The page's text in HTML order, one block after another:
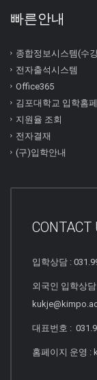
빠른안내
종합정보시스템(수
전자출석시스템
Office365
김포대학교 입학홈
지원율 조회
전자결재
(구)입학안내
CONTACT
입학상담 :
외국인 입학상
대표번호 :
홈페이지 운영 :